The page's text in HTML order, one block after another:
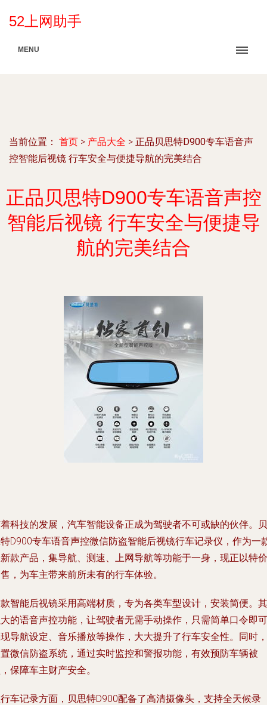
52上网助手
MENU
当前位置： 首页 > 产品大全 > 正品贝思特D900专车语音声
控智能后视镜 行车安全与便捷导航的完美结合
正品贝思特D900专车语音声控
智能后视镜 行车安全与便捷导
航的完美结合
科技的发展，汽车智能设备正成为驾驶者不可或缺的伙伴。贝
D900专车语音声控微信防盗智能后视镜行车记录仪，作为一
款产品，集导航、测速、上网导航等功能于一身，现正以特价
，为车主带来前所未有的行车体验。
智能后视镜采用高端材质，专为各类车型设计，安装简便。其
的语音声控功能，让驾驶者无需手动操作，只需简单口令即可
导航设定、音乐播放等操作，大大提升了行车安全性。同时，
微信防盗系统，通过实时监控和警报功能，有效预防车辆被
保障车主财产安全。
车记录方面，贝思特D900配备了高清摄像头，支持全天候录